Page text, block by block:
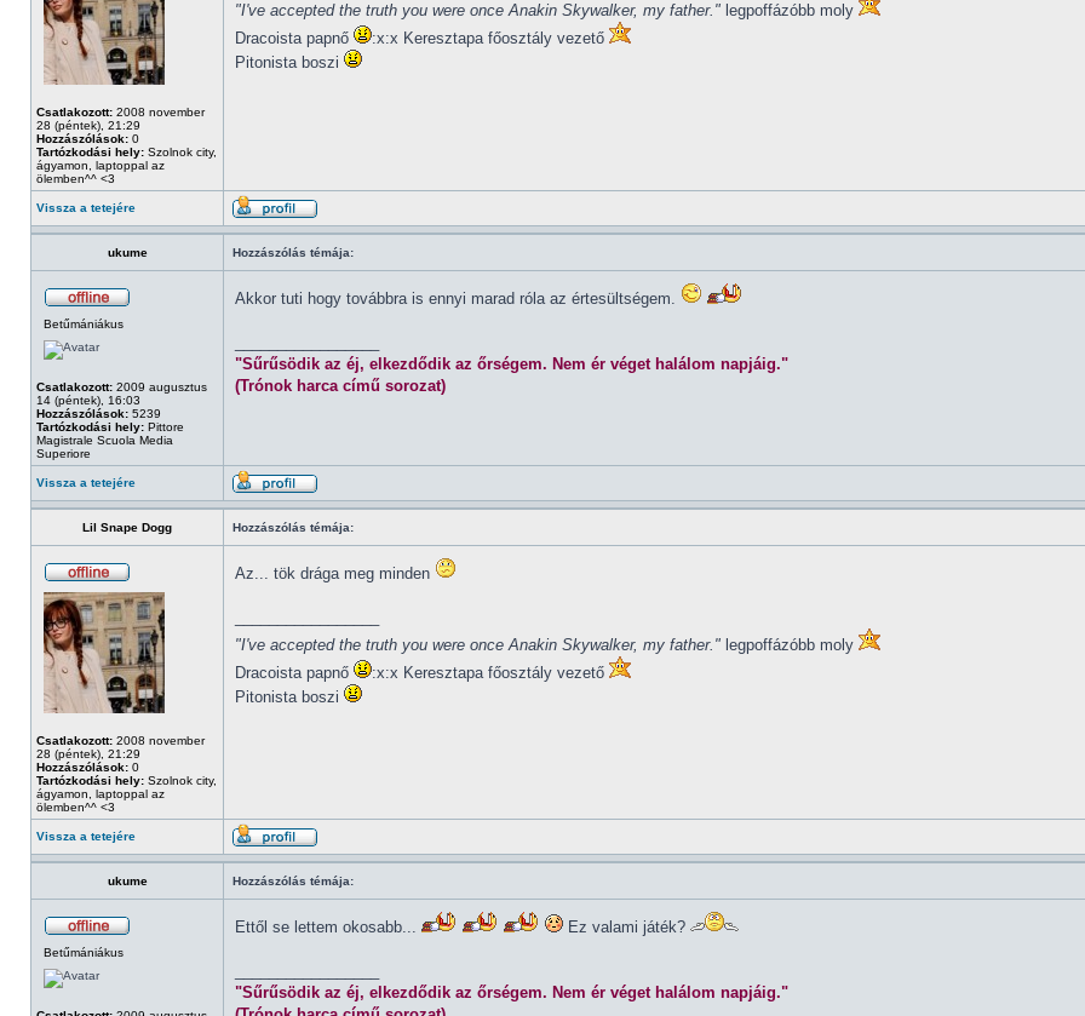
Csatlakozott: 2008 november
28 (péntek), 21:29
Hozzászólások: 0
Tartózkodási hely: Szolnok city,
ágyamon, laptoppal az
ölemben^^ <3
"I've accepted the truth you were once Anakin Skywalker, my father." legpoffázóbb moly
Dracoista papnő
:x:x Keresztapa főosztály vezető
Pitonista boszi
Vissza a tetejére
ukume Hozzászólás témája:
Betűmániákus
Csatlakozott: 2009 augusztus
14 (péntek), 16:03
Hozzászólások: 5239
Tartózkodási hely: Pittore
Magistrale Scuola Media
Superiore
Akkor tuti hogy továbbra is ennyi marad róla az értesültségem.
"Sűrűsödik az éj, elkezdődik az őrségem. Nem ér véget halálom napjáig."
(Trónok harca című sorozat)
Vissza a tetejére
Lil Snape Dogg Hozzászólás témája:
Csatlakozott: 2008 november
28 (péntek), 21:29
Hozzászólások: 0
Tartózkodási hely: Szolnok city,
ágyamon, laptoppal az
ölemben^^ <3
Az... tök drága meg minden
"I've accepted the truth you were once Anakin Skywalker, my father." legpoffázóbb moly
Dracoista papnő
:x:x Keresztapa főosztály vezető
Pitonista boszi
Vissza a tetejére
ukume Hozzászólás témája:
Betűmániákus
Ettől se lettem okosabb... Ez valami játék?
"Sűrűsödik az éj, elkezdődik az őrségem. Nem ér véget halálom napjáig."